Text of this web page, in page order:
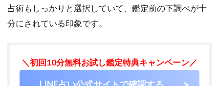
談者
様に
対応
10分
占術もしっかりと選択していて、鑑定前の下調べが十
分にされている印象です。
＼初回10分無料お試し鑑定特典キャンペーン／
LINE占い公式サイトで確認する